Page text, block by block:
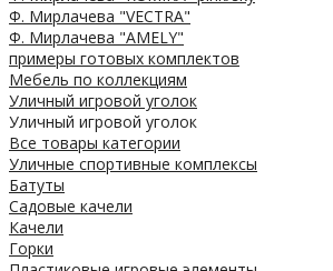
Ф. Мирлачева "VECTRA"
Ф. Мирлачева "AMELY"
примеры готовых комплектов
Мебель по коллекциям
Уличный игровой уголок
Уличный игровой уголок
Все товары категории
Уличные спортивные комплексы
Батуты
Садовые качели
Качели
Горки